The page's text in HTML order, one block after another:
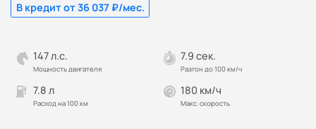
В кредит от 36 037 ₽/мес.
147 л.с.
Мощность двигателя
7.9 сек.
Разгон до 100 км/ч
7.8 л
Расход на 100 км
180 км/ч
Макс. скорость